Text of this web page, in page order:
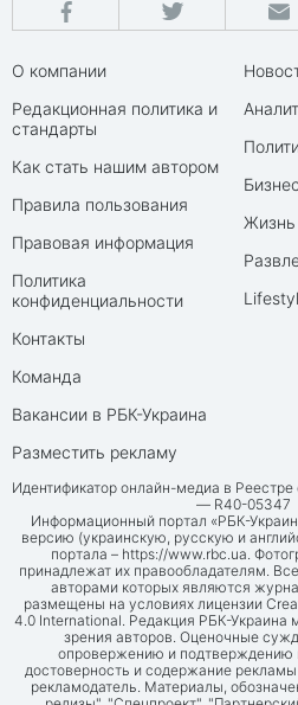
О компании
Редакционная политика и
стандарты
Как стать нашим автором
Правила пользования
Правовая информация
Политика
конфиденциальности
Контакты
Команда
Вакансии в РБК-Украина
Разместить рекламу
Бизнес
Жизнь
Идентификатор онлайн-медиа в
— R40-05347
Информационный портал «РБК-
версию (украинскую, русскую и
портала – https://www.rbc.ua.
принадлежат их правообладателям.
авторами которых являются
размещены на условиях лицензии
4.0 International. Редакция РБК-Украина
зрения авторов. Оценочные
опровержению и подтверждению
достоверность и содержание рекламы
рекламодатель. Материалы,